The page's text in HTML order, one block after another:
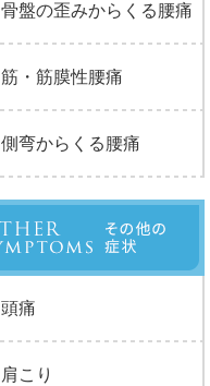
骨盤の歪みからくる腰痛
筋・筋膜性腰痛
側弯からくる腰痛
頭痛
肩こり